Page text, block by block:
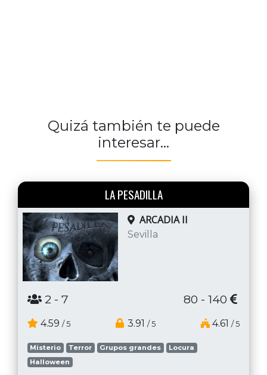
Quizá también te puede
interesar...
LA PESADILLA
ARCADIA II
Sevilla
2 - 7 80 - 140
4.59 / 5 3.91 / 5 4.61 / 5
Misterio Terror Grupos grandes
Locura
Halloween